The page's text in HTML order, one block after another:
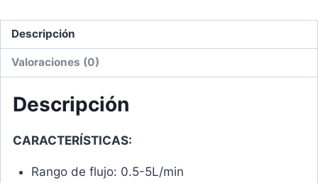
Descripción
Valoraciones (0)
Descripción
CARACTERÍSTICAS:
Rango de flujo: 0.5-5L/min